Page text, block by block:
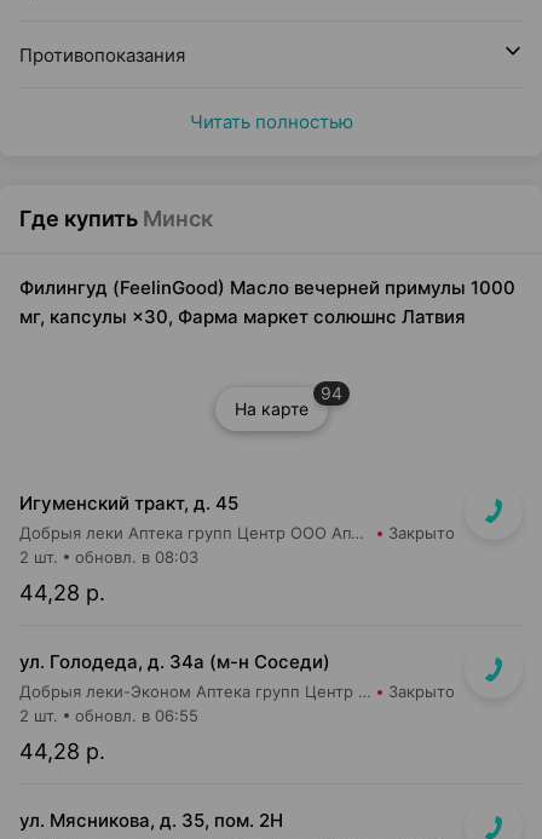
Противопоказания
Читать полностью
Где купить Минск
Филингуд (FeelinGood) Масло вечерней примулы 1000
мг, капсулы ×30, Фарма маркет солюшнс Латвия
На карте
94
Игуменский тракт, д. 45
Добрыя леки Аптека групп Центр ООО Аптека №7 Закрыто
44,28 р.
2 шт. обновл. в 08:03
ул. Голодеда, д. 34а (м-н Соседи)
Добрыя леки-Эконом Аптека групп Центр ООО Аптека №81 Закрыто
44,28 р.
2 шт. обновл. в 06:55
ул. Мясникова, д. 35, пом. 2Н